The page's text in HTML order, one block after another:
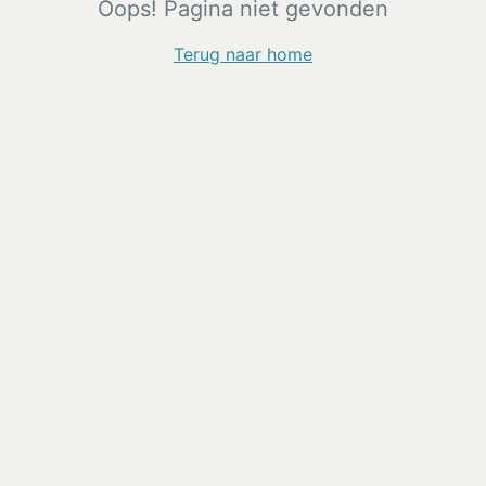
Oops! Pagina niet gevonden
Terug naar home